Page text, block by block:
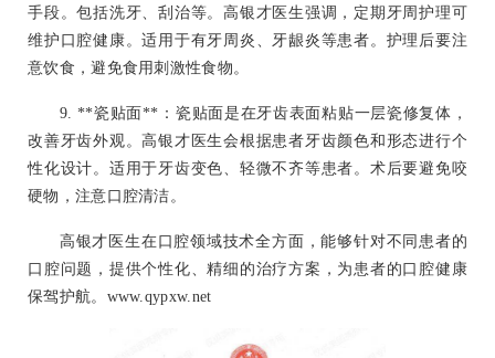
手段。包括洗牙、刮治等。高银才医生强调，定期牙周护理可
维护口腔健康。适用于有牙周炎、牙龈炎等患者。护理后要注
意饮食，避免食用刺激性食物。
9. **瓷贴面**：瓷贴面是在牙齿表面粘贴一层瓷修复体，
改善牙齿外观。高银才医生会根据患者牙齿颜色和形态进行个
性化设计。适用于牙齿变色、轻微不齐等患者。术后要避免咬
硬物，注意口腔清洁。
高银才医生在口腔领域技术全方面，能够针对不同患者的
口腔问题，提供个性化、精细的治疗方案，为患者的口腔健康
保驾护航。www.qypxw.net